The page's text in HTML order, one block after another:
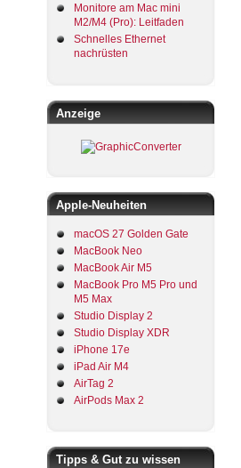
Monitore am Mac mini
M2/M4 (Pro): Leitfaden
Schnelles Ethernet
nachrüsten
Anzeige
Apple-Neuheiten
macOS 27 Golden Gate
MacBook Neo
MacBook Air M5
MacBook Pro M5 Pro und
M5 Max
Studio Display 2
Studio Display XDR
iPhone 17e
iPad Air M4
AirTag 2
AirPods Max 2
Tipps & Gut zu wissen